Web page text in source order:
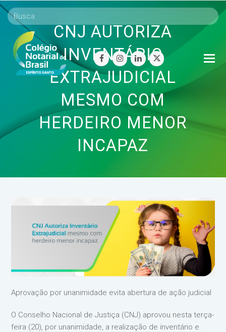
facebookinstagram
linkedintwitter
CNJ AUTORIZA
INVENTÁRIO
EXTRAJUDICIAL
MESMO COM
HERDEIRO MENOR
INCAPAZ
Aprovação por unanimidade evita abertura de ação judicial
O Conselho Nacional de Justiça (CNJ) aprovou nesta terça-
feira (20), por unanimidade, a realização de inventário e